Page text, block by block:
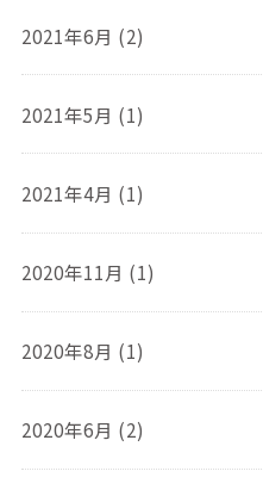
2021年6月 (2)
2021年5月 (1)
2021年4月 (1)
2020年11月 (1)
2020年8月 (1)
2020年6月 (2)